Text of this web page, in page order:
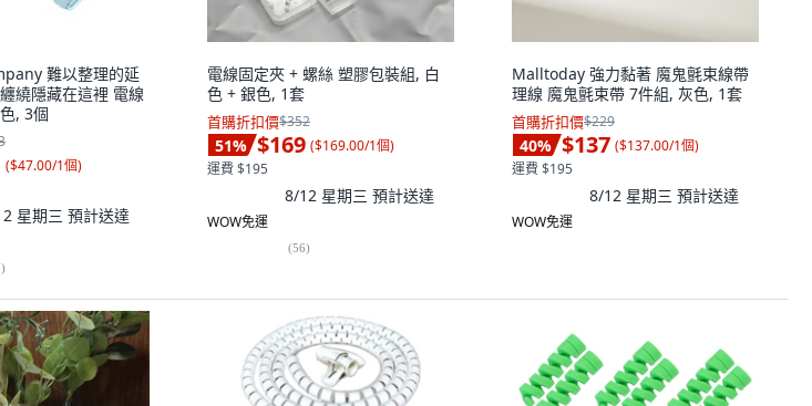
難以整理的延
繞隱藏在這裡 電線
, 3個
($47.00/1個)
星期三 預計送達
)
電線固定夾 + 螺絲 塑膠包裝組, 白
色 + 銀色, 1套
首購折扣價$352
51% $169 ($169.00/1個)
運費 $195
8/12 星期三 預計送達
WOW免運
(56)
Malltoday 強力黏著 魔鬼氈束線帶
理線 魔鬼氈束帶 7件組, 灰色, 1套
首購折扣價$229
40% $137 ($137.00/1個)
運費 $195
8/12 星期三 預計送達
WOW免運